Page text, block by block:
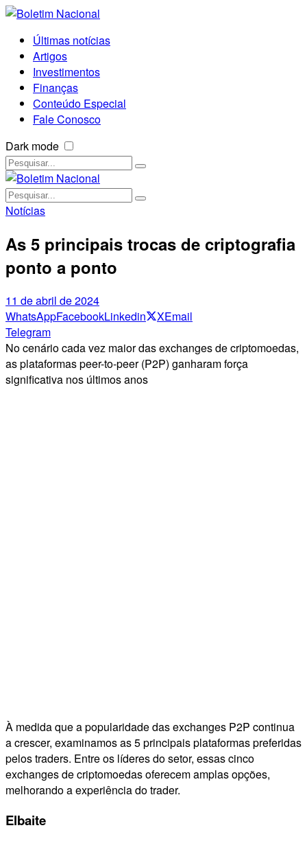
Últimas notícias
Artigos
Investimentos
Finanças
Conteúdo Especial
Fale Conosco
Dark mode
Notícias
As 5 principais trocas de criptografia
ponto a ponto
11 de abril de 2024
WhatsAppFacebookLinkedin XEmail
Telegram
No cenário cada vez maior das exchanges de criptomoedas,
as plataformas peer-to-peer (P2P) ganharam força
significativa nos últimos anos
À medida que a popularidade das exchanges P2P continua
a crescer, examinamos as 5 principais plataformas preferidas
pelos traders. Entre os líderes do setor, essas cinco
exchanges de criptomoedas oferecem amplas opções,
melhorando a experiência do trader.
Elbaite